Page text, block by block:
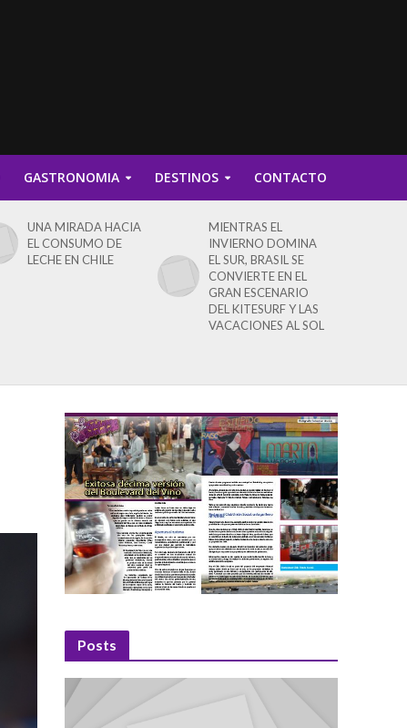
GASTRONOMIA DESTINOS CONTACTO
UNA MIRADA HACIA
EL CONSUMO DE
LECHE EN CHILE
MIENTRAS EL
INVIERNO DOMINA
EL SUR, BRASIL SE
CONVIERTE EN EL
GRAN ESCENARIO
DEL KITESURF Y LAS
VACACIONES AL SOL
Posts